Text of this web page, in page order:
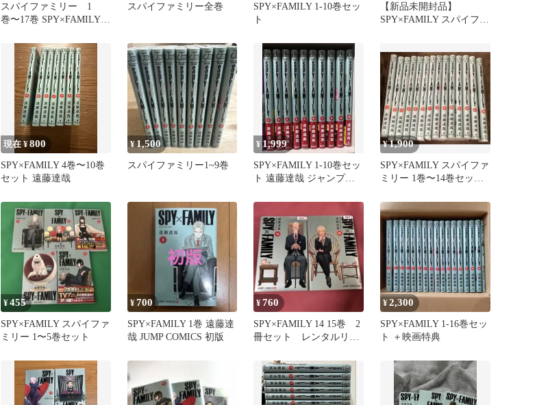
スパイファミリー 1
巻〜17巻 SPY×FAMILYプ
スパイファミリー全巻
SPY×FAMILY 1-10巻セッ
ト
【新品未開封品】
SPY×FAMILY スパイファ
現在 ¥800
SPY×FAMILY 4巻〜10巻
セット 遠藤達哉
¥1,500
スパイファミリー1~9巻
¥ 1,999
SPY×FAMILY 1-10巻セッ
ト 遠藤達哉 ジャンプコ
¥1,900
SPY×FAMILY スパイファ
ミリー 1巻〜14巻セット
¥455
SPY×FAMILY スパイファ
ミリー 1〜5巻セット
¥700
SPY×FAMILY 1巻 遠藤達
哉 JUMP COMICS 初版
¥760
SPY×FAMILY 14 15巻 2
冊セット レンタルリユ
¥2,300
SPY×FAMILY 1-16巻セッ
ト ＋映画特典